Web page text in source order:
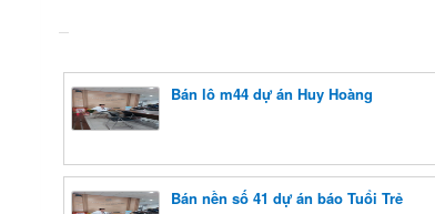
Bán lô m44 dự án Huy Hoàng
Bán nền số 41 dự án báo Tuổi Trẻ